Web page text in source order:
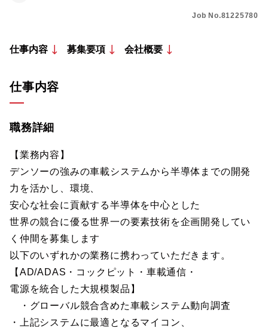
Job No.81225780
仕事内容 募集要項 会社概要
仕事内容
職務詳細
【業務内容】
デンソーの強みの車載システムから半導体までの開発
力を活かし、環境、
安心な社会に貢献する半導体を中心とした
世界の競合に優る世界一の要素技術を企画開発してい
く仲間を募集します
以下のいずれかの業務に携わっていただきます。
【AD/ADAS・コックピット・車載通信・
電源を統合した大規模製品】
・グローバル競合含めた車載システム動向調査
・上記システムに最適となるマイコン、